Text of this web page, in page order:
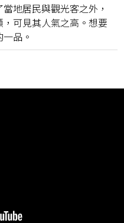
地居民與觀光客之外，
可見其人氣之高。想要
品。